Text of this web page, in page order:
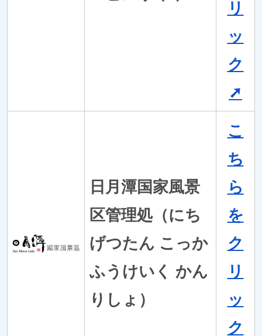
リ
ッ
ク
➚
日月潭国家風景
区管理処（にち
げつたん こっか
ふうけいく かん
りしょ）
こ
ち
ら
を
ク
リ
ッ
ク